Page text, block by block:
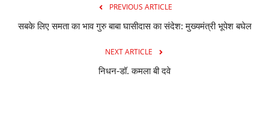
PREVIOUS ARTICLE
सबके लिए समता का भाव गुरु बाबा घासीदास का संदेश: मुख्यमंत्री भूपेश बघेल
NEXT ARTICLE
निधन-डॉ. कमला बी दवे